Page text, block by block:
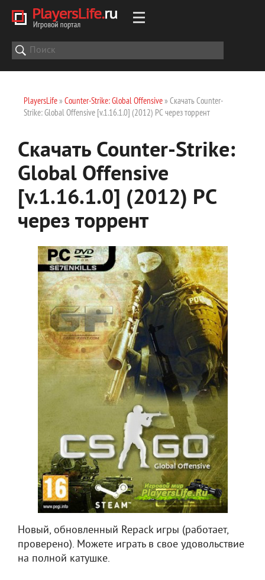
PlayersLife» Counter-Strike: Global Offensive» Скачать Counter-
Strike: Global Offensive [v.1.16.1.0] (2012) PC через торрент
Скачать Counter-Strike:
Global Offensive
[v.1.16.1.0] (2012) PC
через торрент
Новый, обновленный Repaсk игры (работает,
проверено). Можете играть в свое удовольствие
на полной катушке.